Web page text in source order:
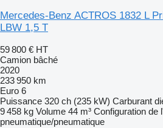
Mercedes-Benz ACTROS 1832 L
LBW 1,5 T
59 800 € HT
Camion bâché
2020
233 950 km
Euro 6
Puissance 320 ch (235 kW) Carburant
9 458 kg Volume 44 m³ Configuration de
pneumatique/pneumatique